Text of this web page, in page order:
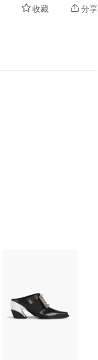
收藏 分享